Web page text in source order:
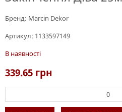
Бренд: Marcin Dekor
Артикул: 1133597149
В наявності
339.65 грн